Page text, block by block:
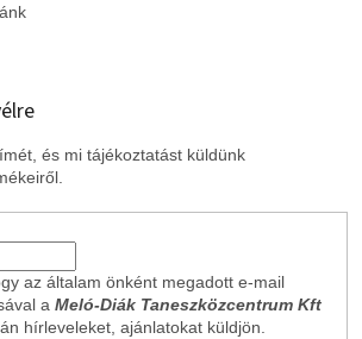
és mi tájékoztatást küldünk
az általam önként megadott e-mail
a Meló-Diák Taneszközcentrum Kft
hírleveleket, ajánlatokat küldjön.